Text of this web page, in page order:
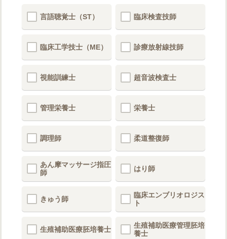
言語聴覚士（ST） 臨床検査技師
臨床工学技士（ME） 診療放射線技師
視能訓練士 超音波検査士
管理栄養士 栄養士
調理師 柔道整復師
あん摩マッサージ指圧
師
はり師
きゅう師
臨床エンブリオロジス
ト
生殖補助医療胚培養士
生殖補助医療管理胚培
養士